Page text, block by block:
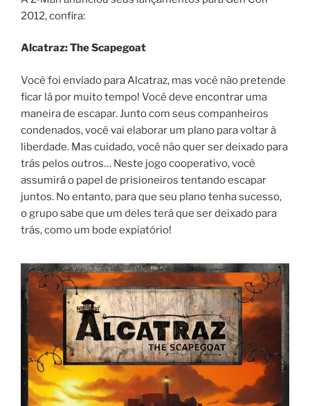
2012, confira:
Alcatraz: The Scapegoat
Você foi enviado para Alcatraz, mas você não pretende
ficar lá por muito tempo! Você deve encontrar uma
maneira de escapar. Junto com seus companheiros
condenados, você vai elaborar um plano para voltar à
liberdade. Mas cuidado, você não quer ser deixado para
trás pelos outros… Neste jogo cooperativo, você
assumirá o papel de prisioneiros tentando escapar
juntos. No entanto, para que seu plano tenha sucesso,
o grupo sabe que um deles terá que ser deixado para
trás, como um bode expiatório!